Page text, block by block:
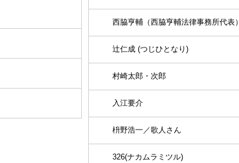
西脇亨輔（西脇亨輔法律事務所代表）
辻仁成 (つじひとなり)
村崎太郎・次郎
入江要介
枡野浩一／歌人さん
326(ナカムラミツル)